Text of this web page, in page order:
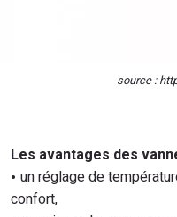
source :
Les avantages des
un réglage de
confort,